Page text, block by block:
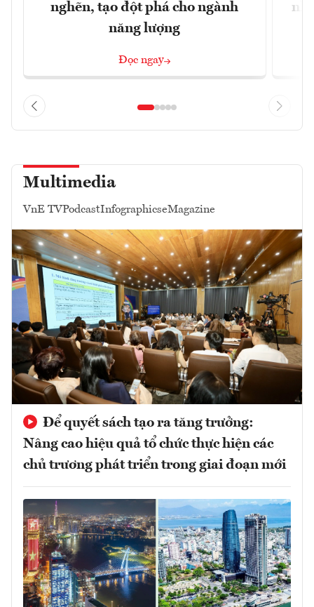
nghẽn, tạo đột phá cho ngành
năng lượng
Đọc ngay
Multimedia
VnE TVPodcastInfographicseMagazine
Để quyết sách tạo ra tăng trưởng:
Nâng cao hiệu quả tổ chức thực hiện các
chủ trương phát triển trong giai đoạn mới